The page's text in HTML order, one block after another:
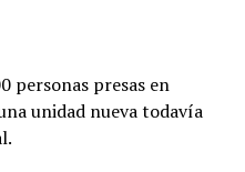
personas presas en
unidad nueva todavía